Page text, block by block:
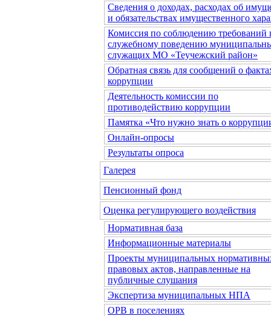
Сведения о доходах, расходах об
и обязательствах имущественного
Комиссия по соблюдению требований
служебному поведению
служащих МО «Теучежский район»
Обратная связь для сообщений о
коррупции
Деятельность комиссии по
противодействию коррупции
Памятка «Что нужно знать о
Онлайн-опросы
Результаты опроса
Галерея
Пенсионный фонд
Оценка регулирующего воздействия
Нормативная база
Информационные материалы
Проекты муниципальных
правовых актов, направленные на
публичные слушания
Экспертиза муниципальных НПА
ОРВ в поселениях